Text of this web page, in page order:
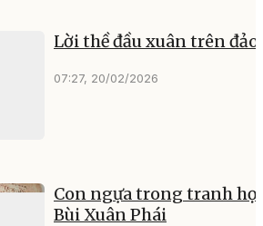
Lời thề đầu xuân trên đảo
07:27, 20/02/2026
Con ngựa trong tranh
Bùi Xuân Phái